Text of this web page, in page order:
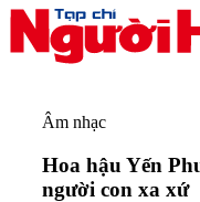
Âm nhạc
Hoa hậu Yến
người con xa xứ